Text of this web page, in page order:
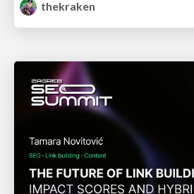
thekraken